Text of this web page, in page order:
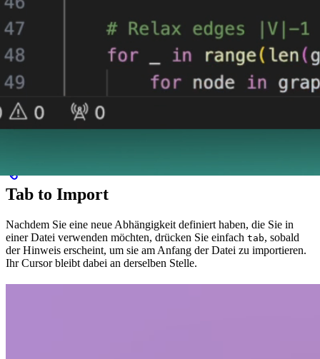
Tab to Import
Nachdem Sie eine neue Abhängigkeit definiert haben, die Sie in
einer Datei verwenden möchten, drücken Sie einfach tab, sobald
der Hinweis erscheint, um sie am Anfang der Datei zu importieren.
Ihr Cursor bleibt dabei an derselben Stelle.